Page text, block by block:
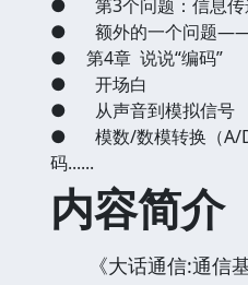
●
第3个问题：信息
●
额外的一个问题
●
第4章 说说“编码”
●
开场白
●
从声音到模拟信号
●
模数/数模转换（A/
码......
内容简介
《大话通信:通